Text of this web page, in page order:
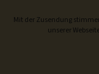
Mit der Zusendung
unserer